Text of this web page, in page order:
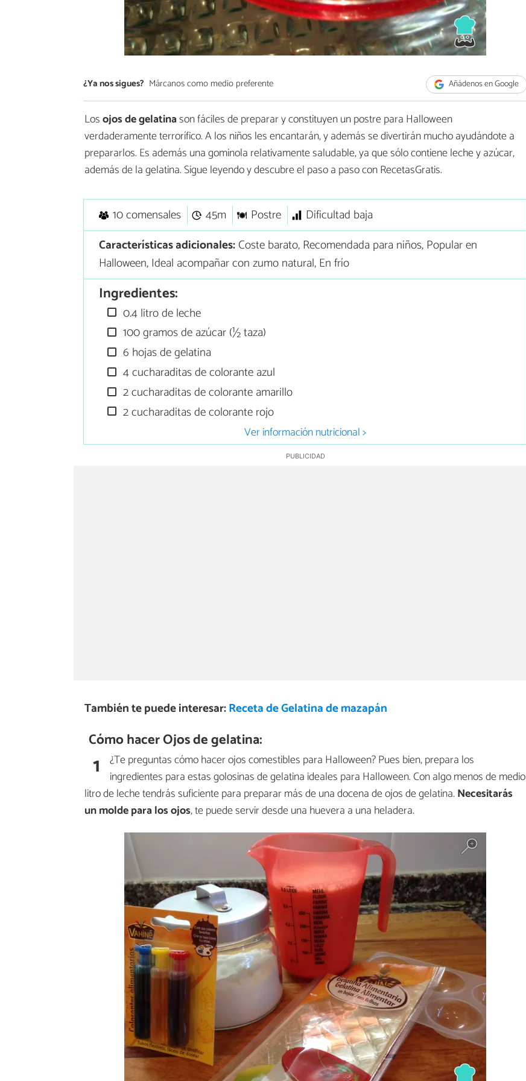
¿Ya nos sigues? Márcanos como medio preferente Añádenos en Google
Losojos de gelatinason fáciles de preparar y constituyen un postre para Halloween
verdaderamente terrorífico. A los niños les encantarán, y además se divertirán mucho ayudándote a
prepararlos. Es además una gominola relativamente saludable, ya que sólo contiene leche y azúcar,
además de la gelatina. Sigue leyendo y descubre el paso a paso con RecetasGratis.
10 comensales 45m Postre
Dificultad baja
Características adicionales:Coste barato, Recomendada para niños, Popular en
Halloween, Ideal acompañar con zumo natural, En frío
Ingredientes:
0.4 litro de leche
100 gramos de azúcar (½ taza)
6 hojas de gelatina
4 cucharaditas de colorante azul
2 cucharaditas de colorante amarillo
2 cucharaditas de colorante rojo
Ver información nutricional >
También te puede interesar:Receta de Gelatina de mazapán
Cómo hacer Ojos de gelatina:
1 ¿Te preguntas cómo hacer ojos comestibles para Halloween? Pues bien, prepara los
ingredientes para estas golosinas de gelatina ideales para Halloween. Con algo menos de medio
litro de leche tendrás suficiente para preparar más de una docena de ojos de gelatina. Necesitarás
un molde para los ojos, te puede servir desde una huevera a una heladera.